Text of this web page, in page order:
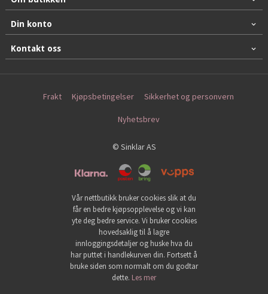
Din konto
Kontakt oss
Frakt Kjøpsbetingelser Sikkerhet og personvern
Nyhetsbrev
© Sinklar AS
Vår nettbutikk bruker cookies slik at du
får en bedre kjøpsopplevelse og vi kan
yte deg bedre service. Vi bruker cookies
hovedsaklig til å lagre
innloggingsdetaljer og huske hva du
har puttet i handlekurven din. Fortsett å
bruke siden som normalt om du godtar
dette. Les mer